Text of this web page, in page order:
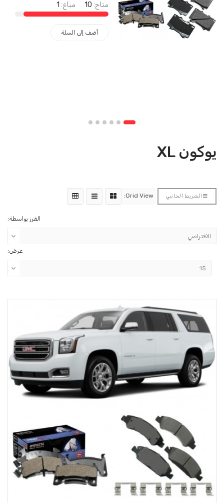
متاح: 10 مباع: 1
أضف إلى السلة
يوكون XL
الشريط الجانبي Grid View:
الفرز بواسطة:
عرض: